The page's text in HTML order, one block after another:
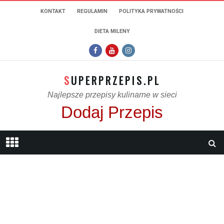
KONTAKT REGULAMIN POLITYKA PRYWATNOŚCI
DIETA MILENY
SUPERPRZEPIS.PL
Najlepsze przepisy kulinarne w sieci
Dodaj Przepis